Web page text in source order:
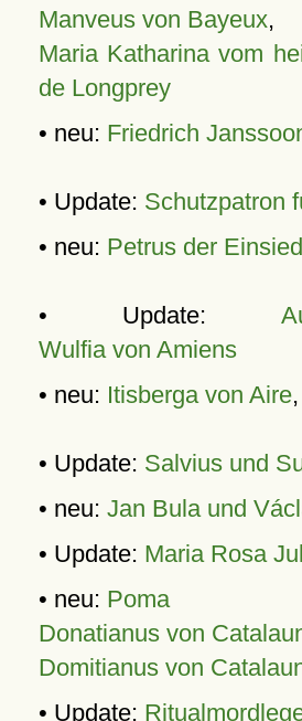
Manveus von Bayeux,
Maria Katharina vom
de Longprey
• neu: Friedrich
• Update: Schutzpatron
• neu: Petrus der
• Update:
Wulfia von Amiens
• neu: Itisberga von Aire,
• Update: Salvius und
• neu: Jan Bula und
• Update: Maria Rosa
• neu: Poma
Donatianus von
Domitianus von
• Update: